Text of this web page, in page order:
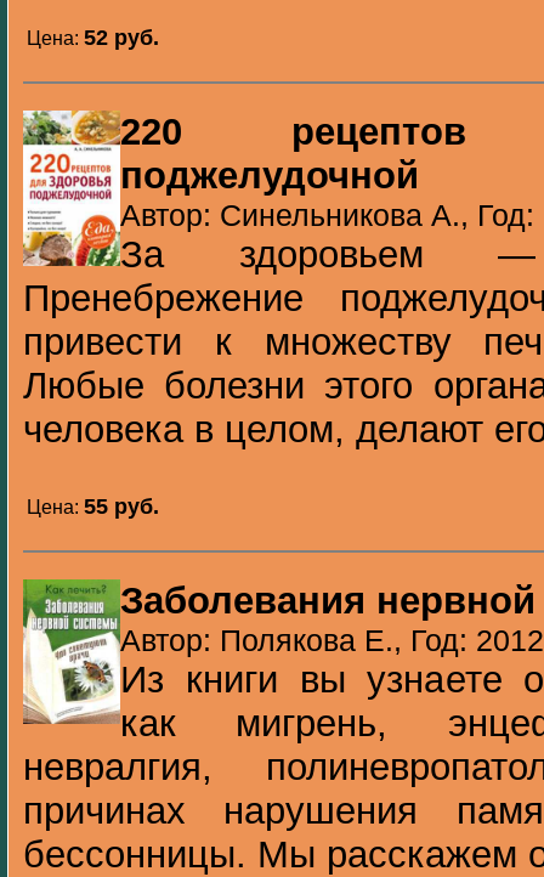
Цена: 52 pуб.
220 рецептов
поджелудочной
Автор: Синельникова А., Год:
За здоровьем —
Пренебрежение
привести к множеству
Любые болезни этого
человека в целом, делают
Цена: 55 pуб.
Заболевания
Автор: Полякова Е., Год: 2012
Из книги вы узнаете
как мигрень,
невралгия,
причинах нарушения
бессонницы. Мы расскажем